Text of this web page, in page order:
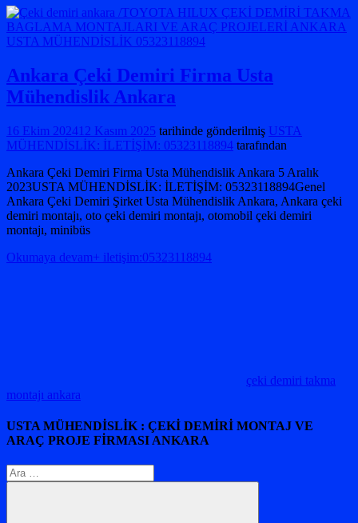
Ankara Çeki Demiri Firma Usta
Mühendislik Ankara
16 Ekim 202412 Kasım 2025 tarihinde gönderilmiş USTA
MÜHENDİSLİK: İLETİŞİM: 05323118894 tarafından
Ankara Çeki Demiri Firma Usta Mühendislik Ankara 5 Aralık
2023USTA MÜHENDİSLİK: İLETİŞİM: 05323118894Genel
Ankara Çeki Demiri Şirket Usta Mühendislik Ankara, Ankara çeki
demiri montajı, oto çeki demiri montajı, otomobil çeki demiri
montajı, minibüs
Okumaya devam+ iletişim:05323118894
çeki demiri takma
montajı ankara
USTA MÜHENDİSLİK : ÇEKİ DEMİRİ MONTAJ VE
ARAÇ PROJE FİRMASI ANKARA
Arama: